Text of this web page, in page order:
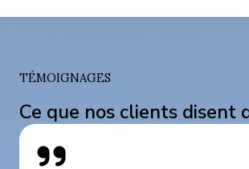
TÉMOIGNAGES
Ce que nos clients disent